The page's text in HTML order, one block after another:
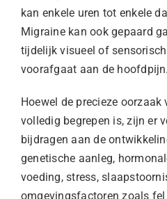
kan enkele uren tot enkele
Migraine kan ook gepaard
tijdelijk visueel of
voorafgaat aan de hoofdpijn.
Hoewel de precieze
volledig begrepen is, zijn er
bijdragen aan de
genetische aanleg,
voeding, stress,
omgevingsfactoren zoals